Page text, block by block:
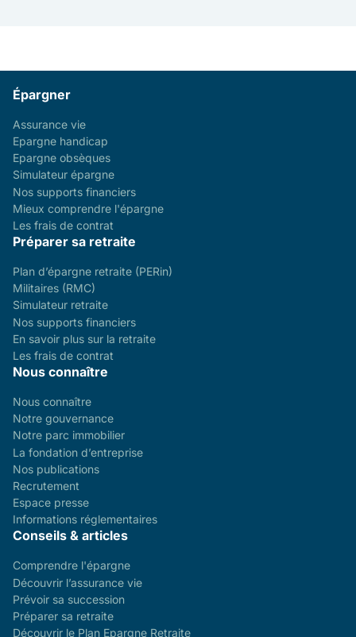
Épargner
Assurance vie
Epargne handicap
Epargne obsèques
Simulateur épargne
Nos supports financiers
Mieux comprendre l'épargne
Les frais de contrat
Préparer sa retraite
Plan d’épargne retraite (PERin)
Militaires (RMC)
Simulateur retraite
Nos supports financiers
En savoir plus sur la retraite
Les frais de contrat
Nous connaître
Nous connaître
Notre gouvernance
Notre parc immobilier
La fondation d’entreprise
Nos publications
Recrutement
Espace presse
Informations réglementaires
Conseils & articles
Comprendre l'épargne
Découvrir l’assurance vie
Prévoir sa succession
Préparer sa retraite
Découvrir le Plan Epargne Retraite